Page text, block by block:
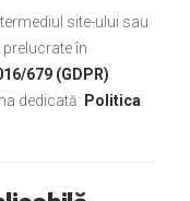
site-ului sau
în
679 (GDPR)
dedicată: Politica